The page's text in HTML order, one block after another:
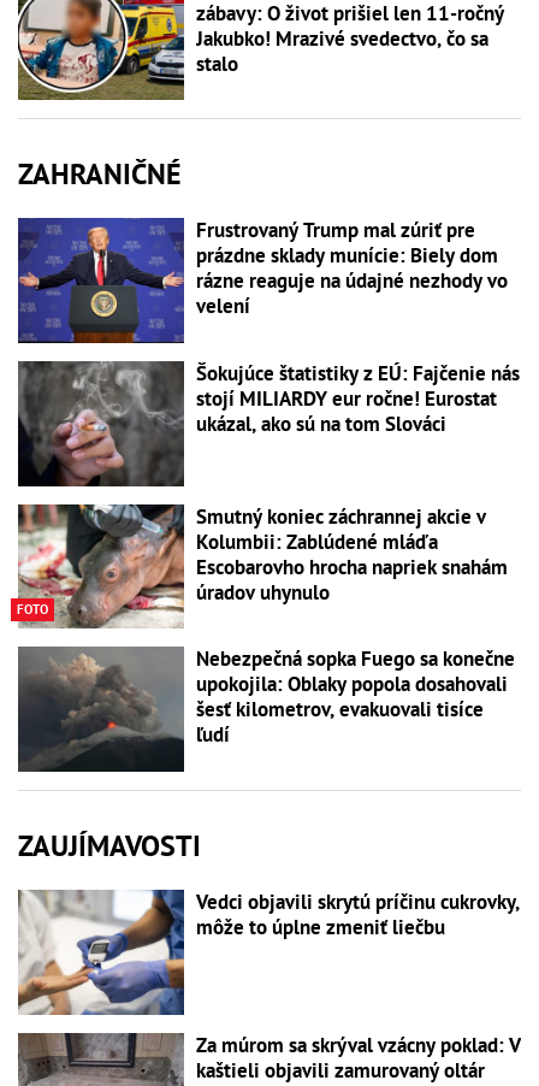
zábavy: O život prišiel len 11-ročný
Jakubko! Mrazivé svedectvo, čo sa
stalo
ZAHRANIČNÉ
Frustrovaný Trump mal zúriť pre
prázdne sklady munície: Biely dom
rázne reaguje na údajné nezhody vo
velení
Šokujúce štatistiky z EÚ: Fajčenie nás
stojí MILIARDY eur ročne! Eurostat
ukázal, ako sú na tom Slováci
FOTO
Smutný koniec záchrannej akcie v
Kolumbii: Zablúdené mláďa
Escobarovho hrocha napriek snahám
úradov uhynulo
Nebezpečná sopka Fuego sa konečne
upokojila: Oblaky popola dosahovali
šesť kilometrov, evakuovali tisíce
ľudí
ZAUJÍMAVOSTI
Vedci objavili skrytú príčinu cukrovky,
môže to úplne zmeniť liečbu
Za múrom sa skrýval vzácny poklad: V
kaštieli objavili zamurovaný oltár